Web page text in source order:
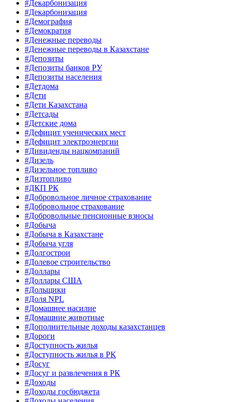
#Декарбонизация
#Декарбонизация
#Демография
#Демократия
#Денежные переводы
#Денежные переводы в Казахстане
#Депозиты
#Депозиты банков РУ
#Депозиты населения
#Детдома
#Дети
#Дети Казахстана
#Детсады
#Детские дома
#Дефицит ученических мест
#Дефицит электроэнергии
#Дивиденды нацкомпаний
#Дизель
#Дизельное топливо
#Дизтопливо
#ДКП РК
#Добровольное личное страхование
#Добровольное страхование
#Добровольные пенсионные взносы
#Добыча
#Добыча в Казахстане
#Добыча угля
#Долгострои
#Долевое строительство
#Доллары
#Доллары США
#Дольщики
#Доля NPL
#Домашнее насилие
#Домашние животные
#Дополнительные доходы казахстанцев
#Дороги
#Доступность жилья
#Доступность жилья в РК
#Досуг
#Досуг и развлечения в РК
#Доходы
#Доходы госбюджета